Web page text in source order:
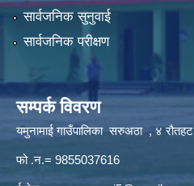
सार्वजनिक सुनुवाई
सार्वजनिक परीक्षण
सम्पर्क विवरण
यमुनामाई गाउँपालिका सरुअठा , ४ रौतहट
फो .न.= 9855037616